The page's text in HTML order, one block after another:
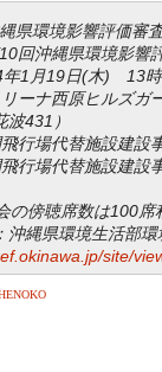
県環境影響評価審
回沖縄県環境影響
年1月19日(木) 13
ーナ西原ヒルズガ
波431）
行場代替施設建
行場代替施設建設
の傍聴席数は100席
沖縄県環境生活部
site/